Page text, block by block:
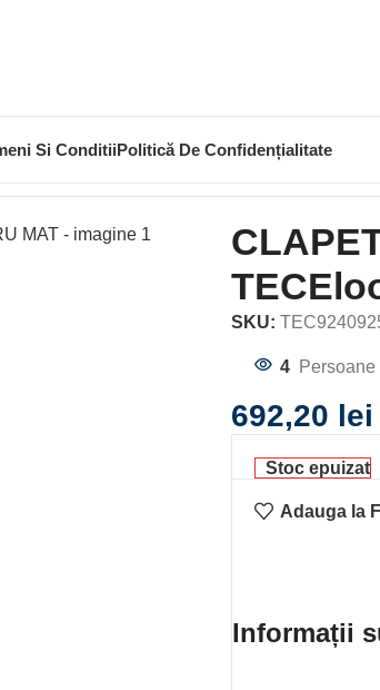
Si ConditiiPolitică De Confidențialitate
SKU:
4
692,20 lei
Stoc epuizat
Adauga la
Informații